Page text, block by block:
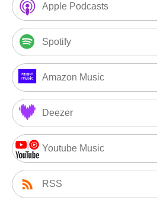
Apple Podcasts
Spotify
Amazon Music
Deezer
Youtube Music
RSS